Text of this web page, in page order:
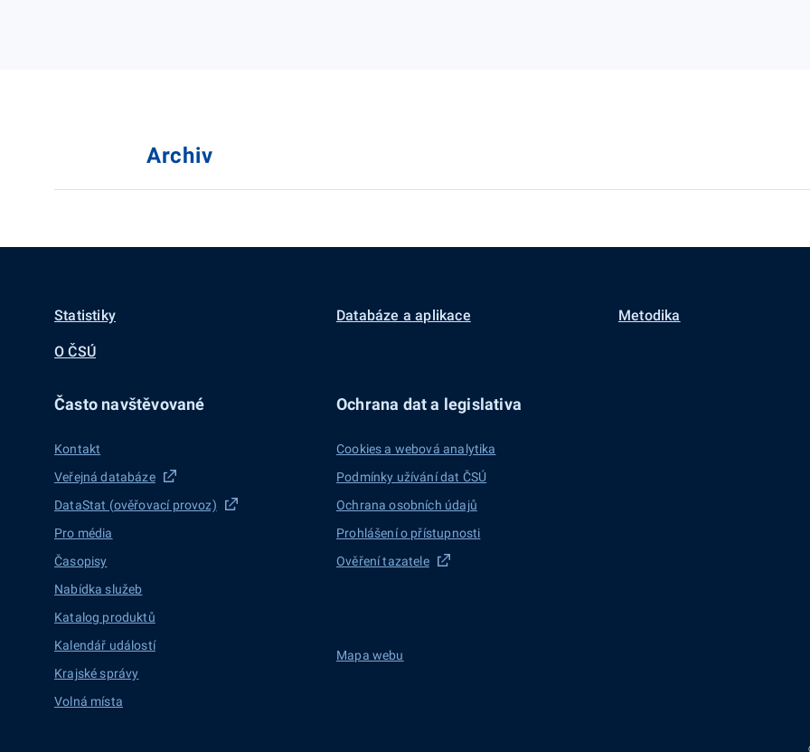
Archiv
Statistiky Databáze a aplikace Metodika
O ČSÚ
Často navštěvované
Kontakt
Veřejná databáze
DataStat (ověřovací provoz)
Pro média
Časopisy
Nabídka služeb
Katalog produktů
Kalendář událostí
Krajské správy
Volná místa
Ochrana dat a legislativa
Cookies a webová analytika
Podmínky užívání dat ČSÚ
Ochrana osobních údajů
Prohlášení o přístupnosti
Ověření tazatele
Mapa webu